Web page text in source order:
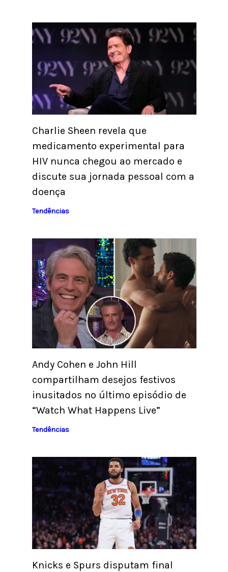
Charlie Sheen revela que
medicamento experimental para
HIV nunca chegou ao mercado e
discute sua jornada pessoal com a
doença
Tendências
Andy Cohen e John Hill
compartilham desejos festivos
inusitados no último episódio de
“Watch What Happens Live”
Tendências
Knicks e Spurs disputam final